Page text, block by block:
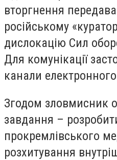
вторгнення
російському
дислокацію Сил
Для комунікації
канали електронного
Згодом зловмисник
завдання –
прокремлівського
розхитування